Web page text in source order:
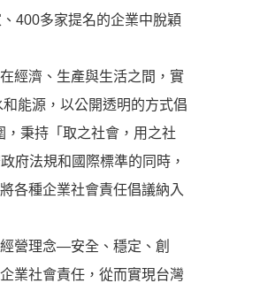
400多家提名的企業中脫穎
經濟、生產與生活之間，實
能源，以公開透明的方式倡
秉持「取之社會，用之社
府法規和國際標準的同時，
各種企業社會責任倡議納入
營理念—安全、穩定、創
業社會責任，從而實現台灣